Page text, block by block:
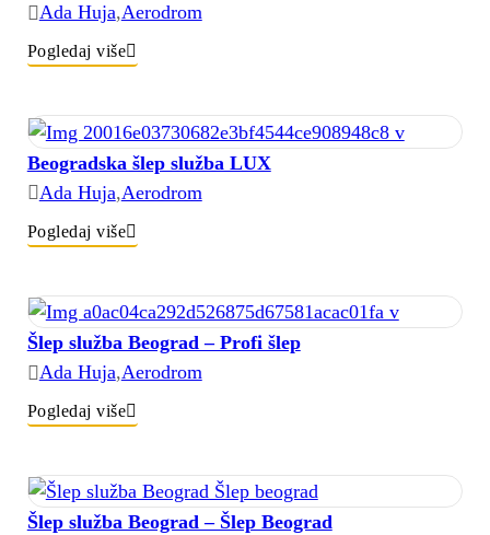
Ada Huja,Aerodrom
Pogledaj više
Beogradska šlep služba LUX
Ada Huja,Aerodrom
Pogledaj više
Šlep služba Beograd – Profi šlep
Ada Huja,Aerodrom
Pogledaj više
Šlep služba Beograd – Šlep Beograd